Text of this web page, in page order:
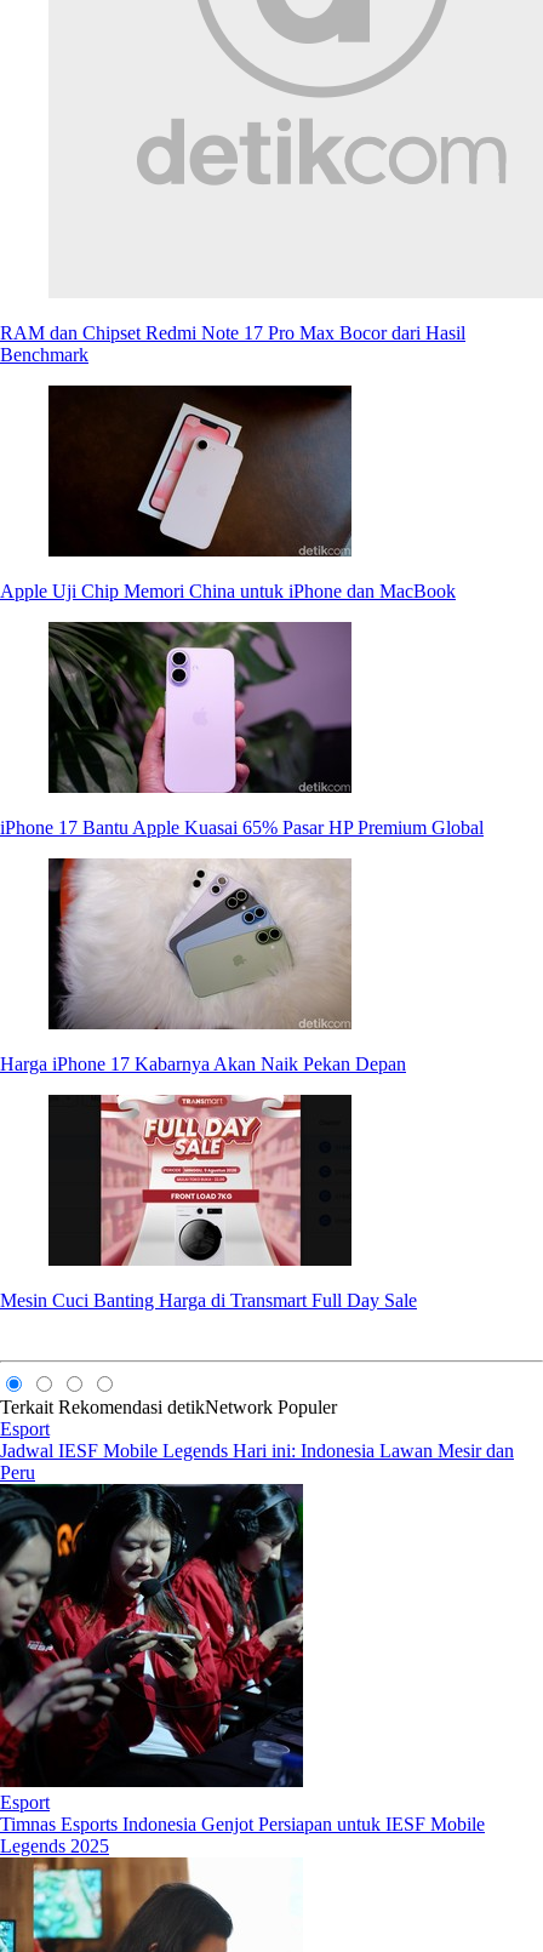
RAM dan Chipset Redmi Note 17 Pro Max Bocor dari Hasil
Benchmark
Apple Uji Chip Memori China untuk iPhone dan MacBook
iPhone 17 Bantu Apple Kuasai 65% Pasar HP Premium Global
Harga iPhone 17 Kabarnya Akan Naik Pekan Depan
Mesin Cuci Banting Harga di Transmart Full Day Sale
Terkait Rekomendasi detikNetwork Populer
Esport
Jadwal IESF Mobile Legends Hari ini: Indonesia Lawan Mesir dan
Peru
Esport
Timnas Esports Indonesia Genjot Persiapan untuk IESF Mobile
Legends 2025